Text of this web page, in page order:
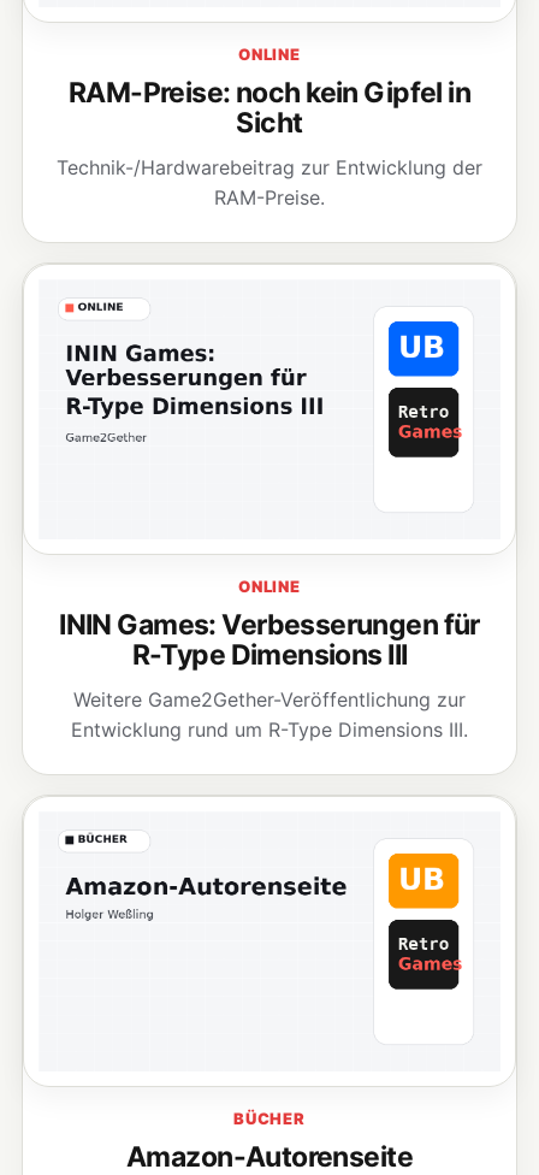
ONLINE
RAM-Preise: noch kein Gipfel in
Sicht
Technik-/Hardwarebeitrag zur Entwicklung der
RAM-Preise.
ONLINE
ININ Games: Verbesserungen für
R-Type Dimensions III
Weitere Game2Gether-Veröffentlichung zur
Entwicklung rund um R-Type Dimensions III.
BÜCHER
Amazon-Autorenseite